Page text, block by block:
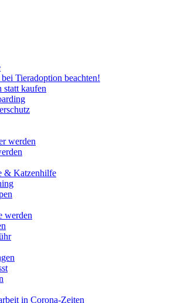
Tieradoption beachten!
statt kaufen
werden
& Katzenhilfe
werden
in Corona-Zeiten